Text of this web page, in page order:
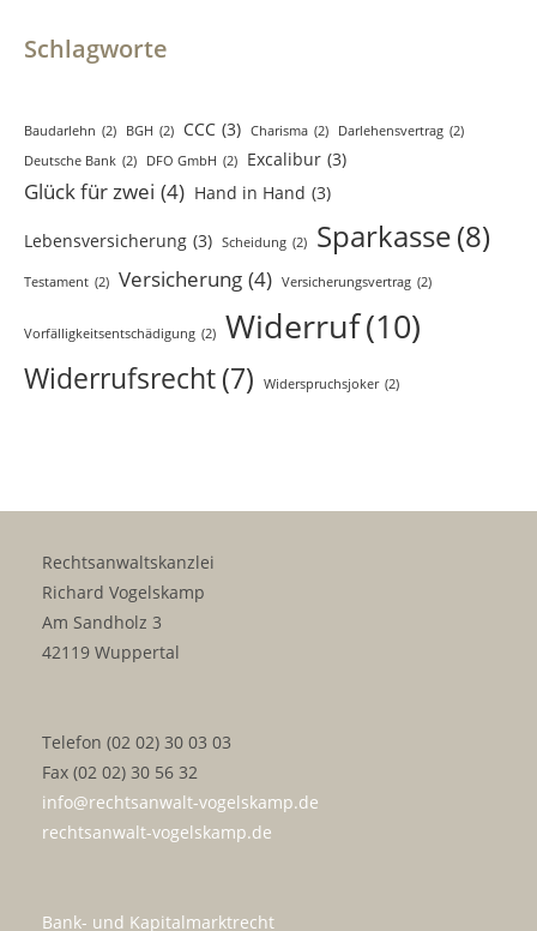
Schlagworte
Baudarlehn (2) BGH (2) CCC (3) Charisma (2) Darlehensvertrag (2)
Deutsche Bank (2) DFO GmbH (2) Excalibur (3)
Glück für zwei (4) Hand in Hand (3)
Lebensversicherung (3) Scheidung (2) Sparkasse(8)
Testament (2) Versicherung (4) Versicherungsvertrag (2)
Vorfälligkeitsentschädigung (2) Widerruf(10)
Widerrufsrecht(7) Widerspruchsjoker (2)
Rechtsanwaltskanzlei
Richard Vogelskamp
Am Sandholz 3
42119 Wuppertal
Telefon (02 02) 30 03 03
Fax (02 02) 30 56 32
info@rechtsanwalt-vogelskamp.de
rechtsanwalt-vogelskamp.de
Bank- und Kapitalmarktrecht